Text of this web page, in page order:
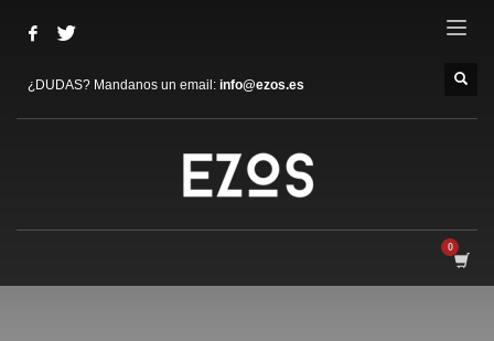
¿DUDAS? Mandanos un email: info@ezos.es